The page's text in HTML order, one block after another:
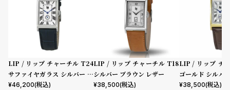
LIP / リップ チャーチル T24
サファイヤガラス シルバー レ
ザー
¥46,200(税込)
LIP / リップ チャーチル T18
シルバー ブラウン レザー
¥38,500(税込)
LIP / リップ チ
ゴールド シルバ
ザー クロコダイル
¥38,500(税込)